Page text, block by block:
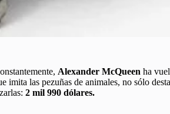
Alexander McQueen ha
imita las pezuñas de animales, no sólo
2 mil 990 dólares.